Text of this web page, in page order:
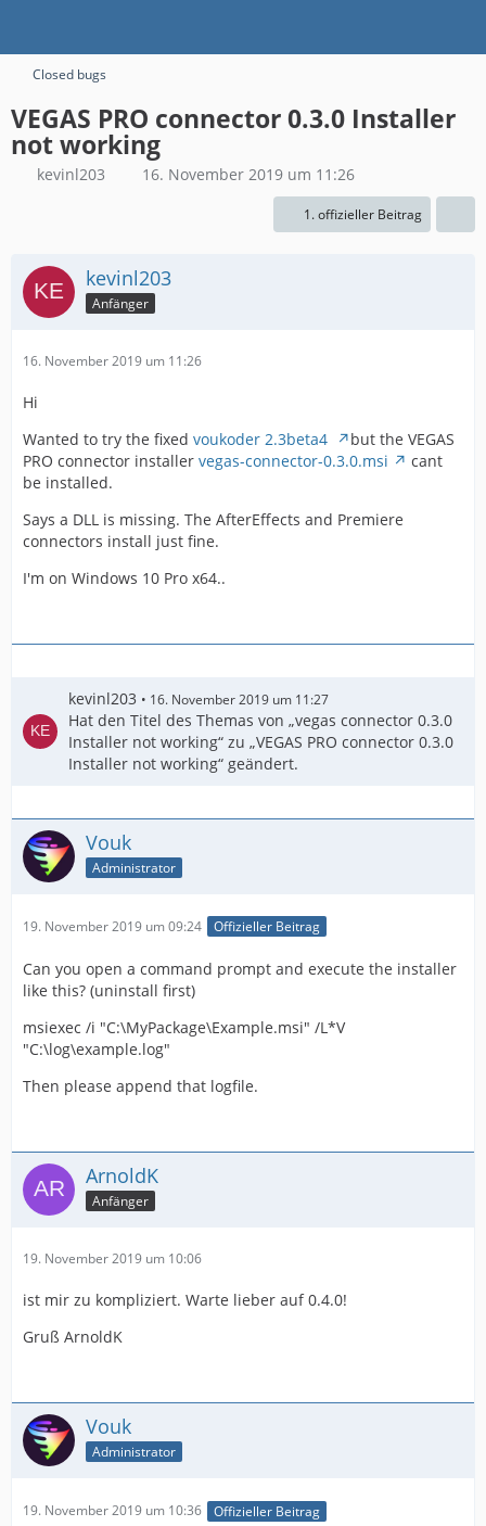
Closed bugs
VEGAS PRO connector 0.3.0 Installer
not working
kevinl203 16. November 2019 um 11:26
1. offizieller Beitrag
kevinl203
Anfänger
16. November 2019 um 11:26
Hi
Wanted to try the fixed voukoder 2.3beta4
but the VEGAS
PRO connector installer vegas-connector-0.3.0.msi
cant
be installed.
Says a DLL is missing. The AfterEffects and Premiere
connectors install just fine.
I'm on Windows 10 Pro x64..
kevinl203 16. November 2019 um 11:27
Hat den Titel des Themas von „vegas connector 0.3.0
Installer not working“ zu „VEGAS PRO connector 0.3.0
Installer not working“ geändert.
Vouk
Administrator
19. November 2019 um 09:24 Offizieller Beitrag
Can you open a command prompt and execute the installer
like this? (uninstall first)
msiexec /i "C:\MyPackage\Example.msi" /L*V
"C:\log\example.log"
Then please append that logfile.
ArnoldK
Anfänger
19. November 2019 um 10:06
ist mir zu kompliziert. Warte lieber auf 0.4.0!
Gruß ArnoldK
Vouk
Administrator
19. November 2019 um 10:36 Offizieller Beitrag